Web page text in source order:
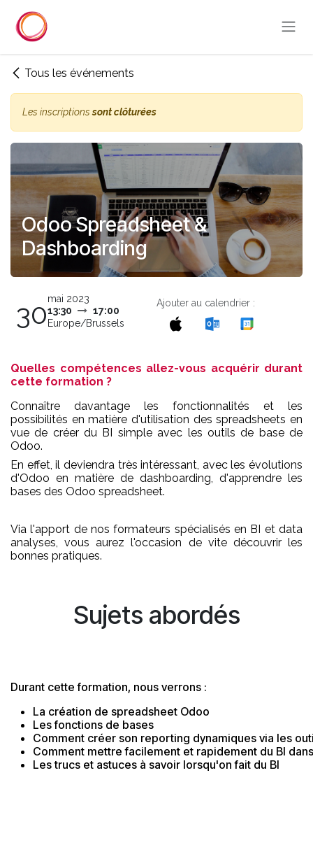
Tous les événements
Les inscriptionssont clôturées
Odoo Spreadsheet &
Dashboarding
30mai 2023
13:30
17:00
Europe/Brussels
Ajouter au calendrier :
Quelles compétences allez-vous acquérir durant
cette formation ?
Connaître davantage les fonctionnalités et les
possibilités en matière d'utilisation des spreadsheets en
vue de créer du BI simple avec les outils de base de
Odoo.
En effet, il deviendra très intéressant, avec les évolutions
d'Odoo en matière de dashboarding, d'apprendre les
bases des Odoo spreadsheet.
Via l'apport de nos formateurs spécialisés en BI et data
analyses, vous aurez l'occasion de vite découvrir les
bonnes pratiques.
Sujets abordés
Durant cette formation, nous verrons :
La création de spreadsheet Odoo
Les fonctions de bases
Comment créer son reporting dynamiques via les
Comment mettre facilement et rapidement du BI
Les trucs et astuces à savoir lorsqu'on fait du BI